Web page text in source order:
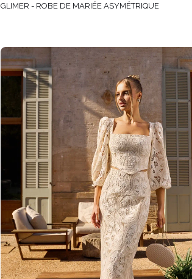
GLIMER - ROBE DE MARIÉE ASYMÉTRIQUE